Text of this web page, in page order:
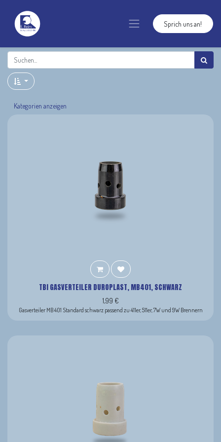
Sprich uns an!
Kategorien anzeigen
TBI GASVERTEILER DUROPLAST, MB401, SCHWARZ
1,99 €
Gasverteiler MB 401 Standard schwarz passend zu 411er, 511er, 7W und 9W Brennern